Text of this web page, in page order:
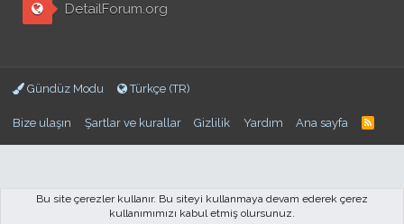
DetailForum.org
Gündüz Modu Türkçe (TR)
Bize ulaşın Şartlar ve kurallar Gizlilik Yardım Ana sayfa
Bu site çerezler kullanır. Bu siteyi kullanmaya devam ederek çerez
kullanımımızı kabul etmiş olursunuz.